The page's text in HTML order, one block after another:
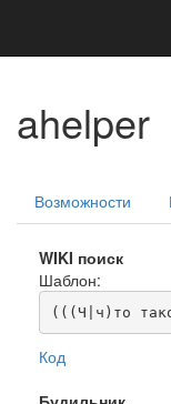
ahelper
Возможности
WIKI поиск
Шаблон:
(((Ч|ч)то
Код